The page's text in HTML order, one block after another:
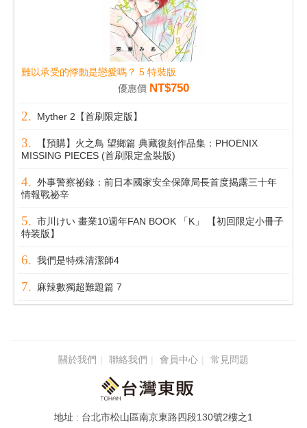
難以承受的悸動是戀愛嗎？ 5 特裝版
優惠價 NT$750
Myther 2【首刷限定版】
【預購】火之鳥 望鄉篇 典藏復刻作品集：PHOENIX
MISSING PIECES (首刷限定盒裝版)
外事警察祕錄：前日本國家安全保障局長首度揭露三十年
情報戰祕辛
市川けい 畫業10週年FAN BOOK 「K」 【初回限定小冊子
特装版】
我們是特殊清潔師4
麻辣數獨超難題篇 7
關於我們 聯絡我們 會員中心 常見問題
台北市松山區南京東路四段130號2樓之1